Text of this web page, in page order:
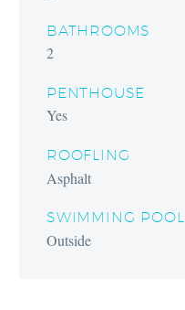
BATHROOMS
2
PENTHOUSE
Yes
ROOFLING
Asphalt
SWIMMING POOL
Outside